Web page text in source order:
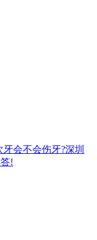
会不会伤牙?深圳
!